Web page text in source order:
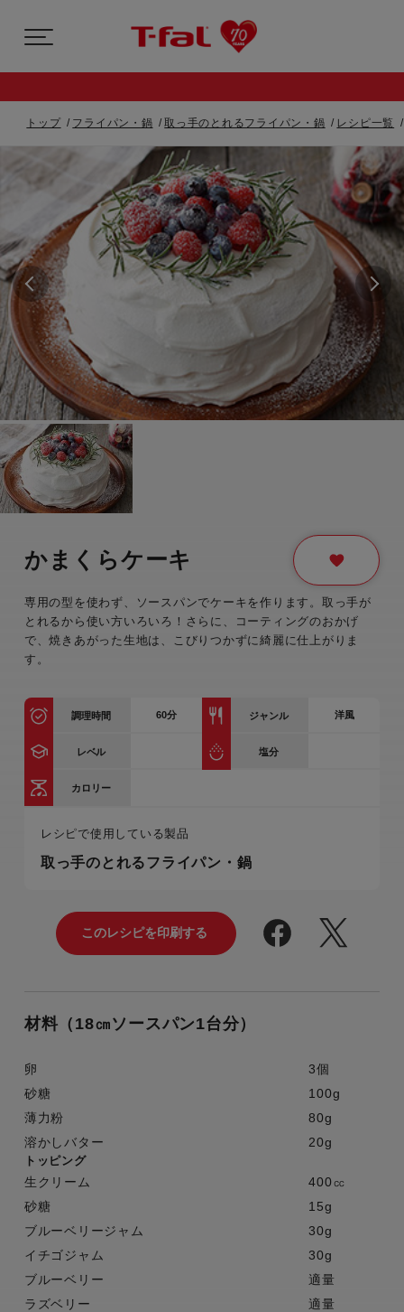
トップ フライパン・鍋 取っ手のとれるフライパン・鍋 レシピ一覧
かまくらケーキ
専用の型を使わず、ソースパンでケーキを作ります。取っ手が
とれるから使い方いろいろ！さらに、コーティングのおかげ
で、焼きあがった生地は、こびりつかずに綺麗に仕上がりま
す。
調理時間 60分 ジャンル 洋風
レベル 塩分
カロリー
レシピで使用している製品
取っ手のとれるフライパン・鍋
材料（18㎝ソースパン1台分）
卵
3個
砂糖
100g
薄力粉
80g
溶かしバター
20g
トッピング
生クリーム
400㏄
砂糖
15g
ブルーベリージャム
30g
イチゴジャム
30g
ブルーベリー
適量
ラズベリー
適量